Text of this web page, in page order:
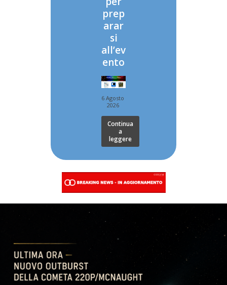
prep
arar
si
all’ev
ento
6 Agosto
2026
Continua
a
leggere